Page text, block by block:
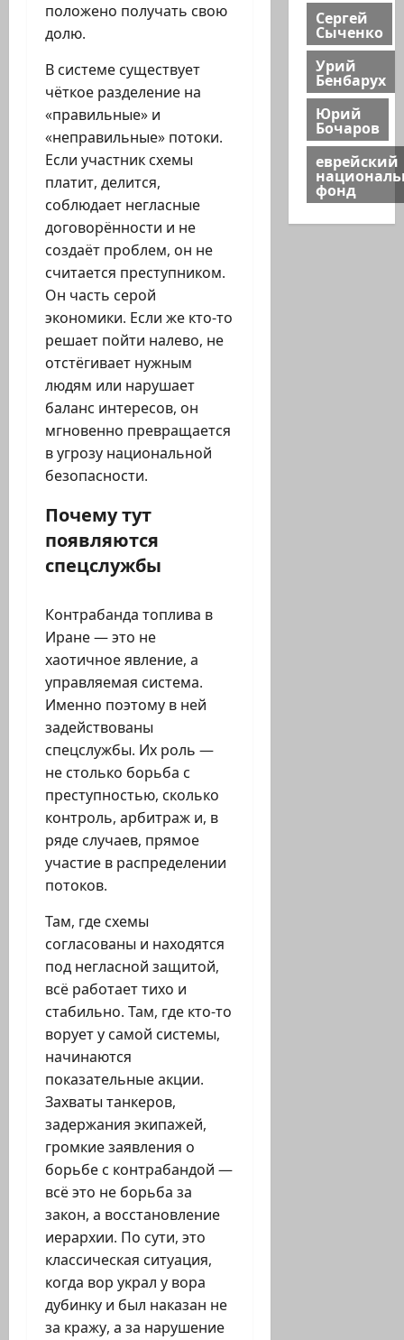
положено получать свою
долю.
В системе существует
чёткое разделение на
«правильные» и
«неправильные» потоки.
Если участник схемы
платит, делится,
соблюдает негласные
договорённости и не
создаёт проблем, он не
считается преступником.
Он часть серой
экономики. Если же кто-то
решает пойти налево, не
отстёгивает нужным
людям или нарушает
баланс интересов, он
мгновенно превращается
в угрозу национальной
безопасности.
Почему тут
появляются
спецслужбы
Контрабанда топлива в
Иране — это не
хаотичное явление, а
управляемая система.
Именно поэтому в ней
задействованы
спецслужбы. Их роль —
не столько борьба с
преступностью, сколько
контроль, арбитраж и, в
ряде случаев, прямое
участие в распределении
потоков.
Там, где схемы
согласованы и находятся
под негласной защитой,
всё работает тихо и
стабильно. Там, где кто-то
ворует у самой системы,
начинаются
показательные акции.
Захваты танкеров,
задержания экипажей,
громкие заявления о
борьбе с контрабандой —
всё это не борьба за
закон, а восстановление
иерархии. По сути, это
классическая ситуация,
когда вор украл у вора
дубинку и был наказан не
за кражу, а за нарушение
Сергей
Сыченко
Урий
Бенбарух
Юрий
Бочаров
еврейский
фонд